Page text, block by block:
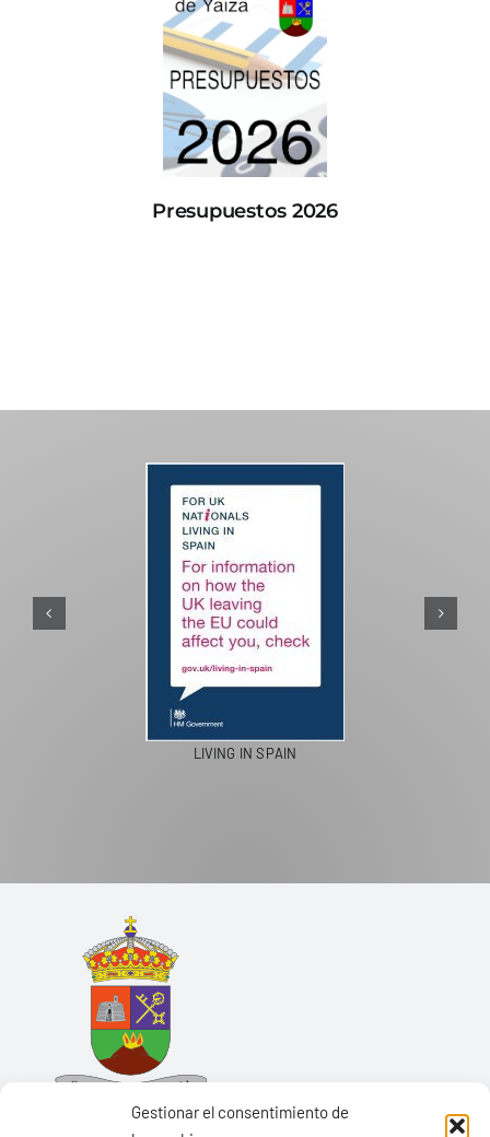
Gestionar el consentimiento de
Presupuestos 2026
LIVING IN SPAIN